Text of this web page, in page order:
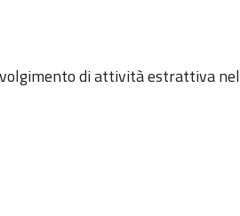
di attività estrattiva nel